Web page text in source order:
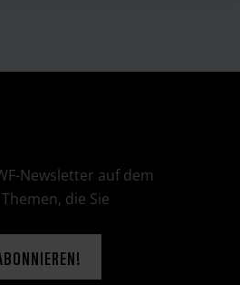
Newsletter auf dem
die Sie